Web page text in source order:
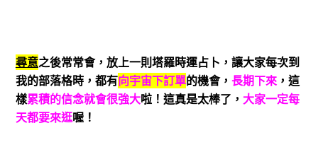
尋意之後常常會，放上一則塔羅時運占卜，讓大家每次到
我的部落格時，都有向宇宙下訂單的機會， 長期下來，這
樣累積的信念就會很強大啦！這真是太棒了， 大家一定每
天都要來逛喔！